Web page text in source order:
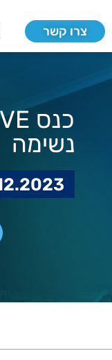
צרו קשר
נשימה